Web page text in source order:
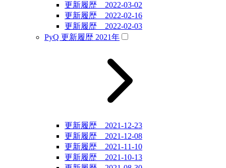
更新履歴 2022-03-02
更新履歴 2022-02-16
更新履歴 2022-02-03
PyQ 更新履歴 2021年
更新履歴 2021-12-23
更新履歴 2021-12-08
更新履歴 2021-11-10
更新履歴 2021-10-13